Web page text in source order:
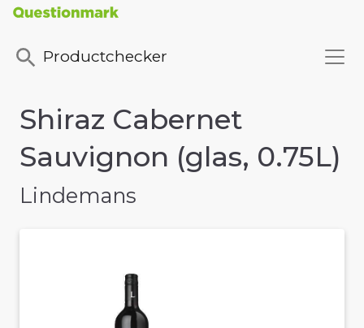
Productchecker
Shiraz Cabernet
Sauvignon (glas, 0.75L)
Lindemans